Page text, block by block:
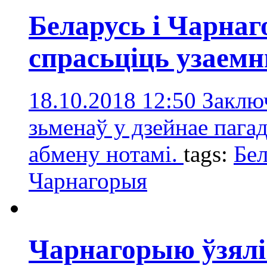
Беларусь і
спрасьціць
18.10.2018 12:50
зьменаў у дзейнае
абмену нотамі. tags:
Чарнагорыя
Чарнагорыю